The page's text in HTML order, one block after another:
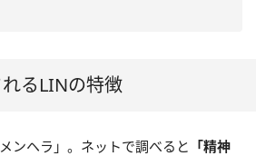
るLINの特徴
ンヘラ」。ネットで調べると 「精神